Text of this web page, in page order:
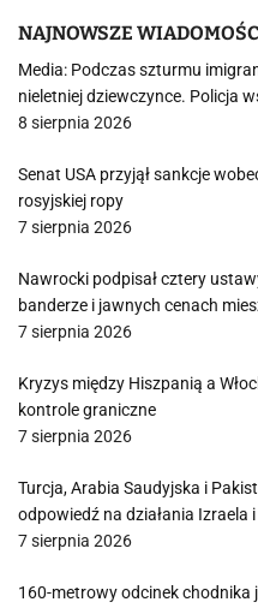
NAJNOWSZE
Media: Podczas szturmu
nieletniej dziewczynce. Policja
8 sierpnia 2026
Senat USA przyjął sankcje
rosyjskiej ropy
7 sierpnia 2026
Nawrocki podpisał cztery
banderze i jawnych cenach
7 sierpnia 2026
Kryzys między Hiszpanią a
kontrole graniczne
7 sierpnia 2026
Turcja, Arabia Saudyjska i
odpowiedź na działania Izraela
7 sierpnia 2026
160-metrowy odcinek